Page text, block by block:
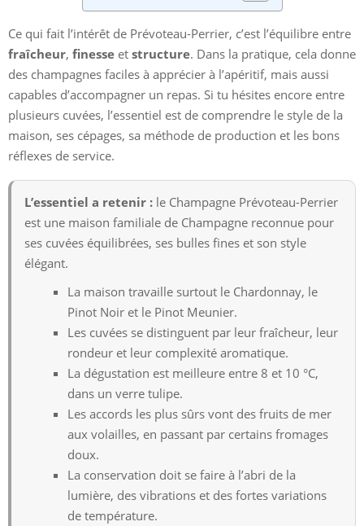
Ce qui fait l’intérêt de Prévoteau-Perrier, c’est l’équilibre entre
fraîcheur, finesse et structure. Dans la pratique, cela donne
des champagnes faciles à apprécier à l’apéritif, mais aussi
capables d’accompagner un repas. Si tu hésites encore entre
plusieurs cuvées, l’essentiel est de comprendre le style de la
maison, ses cépages, sa méthode de production et les bons
réflexes de service.
L’essentiel a retenir : le Champagne Prévoteau-Perrier
est une maison familiale de Champagne reconnue pour
ses cuvées équilibrées, ses bulles fines et son style
élégant.
La maison travaille surtout le Chardonnay, le
Pinot Noir et le Pinot Meunier.
Les cuvées se distinguent par leur fraîcheur, leur
rondeur et leur complexité aromatique.
La dégustation est meilleure entre 8 et 10 °C,
dans un verre tulipe.
Les accords les plus sûrs vont des fruits de mer
aux volailles, en passant par certains fromages
doux.
La conservation doit se faire à l’abri de la
lumière, des vibrations et des fortes variations
de température.